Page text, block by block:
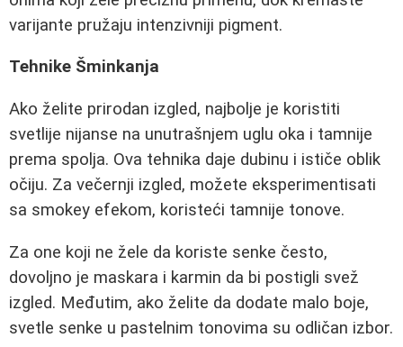
varijante pružaju intenzivniji pigment.
Tehnike Šminkanja
Ako želite prirodan izgled, najbolje je koristiti
svetlije nijanse na unutrašnjem uglu oka i tamnije
prema spolja. Ova tehnika daje dubinu i ističe oblik
očiju. Za večernji izgled, možete eksperimentisati
sa smokey efekom, koristeći tamnije tonove.
Za one koji ne žele da koriste senke često,
dovoljno je maskara i karmin da bi postigli svež
izgled. Međutim, ako želite da dodate malo boje,
svetle senke u pastelnim tonovima su odličan izbor.